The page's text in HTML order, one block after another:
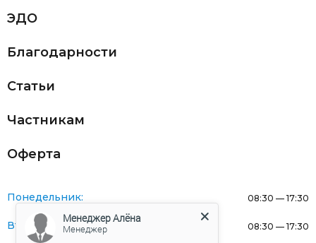
ЭДО
Благодарности
Статьи
Частникам
Оферта
Понедельник: 08:30 — 17:30
Вторник: 08:30 — 17:30
Менеджер Алёна
Менеджер